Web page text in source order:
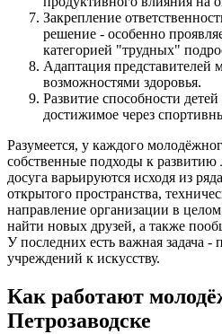
Закрепление
решение - особенно
категорией "трудных"
Адаптация
возможностями здоровья.
Развитие способности
достижимое через
Разумеется, у каждого
собственные подходы к
досуга варьируются исходя из
открытого пространства,
направление организации в
найти новых друзей, а также
У последних есть важная задача
учреждений к искусству.
Как работают
Петрозаводске